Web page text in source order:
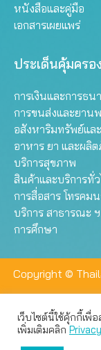
หนังสือและคู่มือ
เอกสารเผยแพร่
ประเด็นคุ้มครอ
การเงินและการธน
การขนส่งและยาน
อสังหาริมทรัพย์แล
อาหาร ยา และผลิ
บริการสุขภาพ
สินค้าและบริการทั่ว
การสื่อสาร โทรคม
บริการ สาธารณะ ฯ
การศึกษา
Copyright ©
เว็บไซต์นี้ใช้คุ้กกี้เ
เพิ่มเติมคลิก
เว็บไซต์นี้ใช้คุกกี้เ
สามารถเลือกตั้งค่า